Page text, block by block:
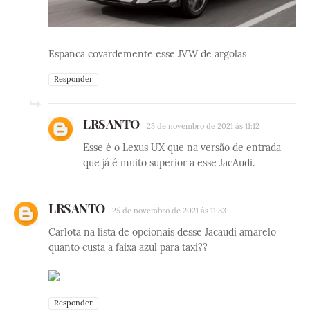
Espanca covardemente esse JVW de argolas
Responder
LRSANTO 25 de novembro de 2021 às 11:12
Esse é o Lexus UX que na versão de entrada
que já é muito superior a esse JacAudi.
LRSANTO 25 de novembro de 2021 às 11:33
Carlota na lista de opcionais desse Jacaudi amarelo
quanto custa a faixa azul para taxi??
Responder